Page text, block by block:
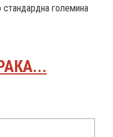
стандардна големина